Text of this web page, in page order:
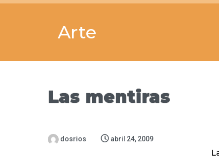
Arte
Las mentiras
dosrios abril 24, 2009